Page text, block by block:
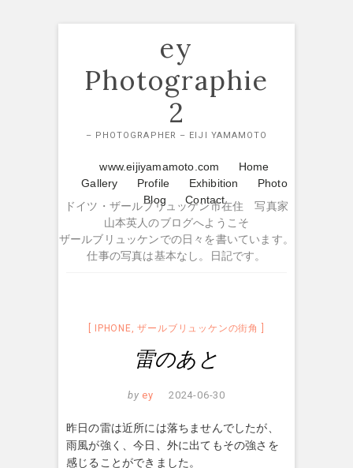
ey
Photographie
2
– PHOTOGRAPHER – EIJI YAMAMOTO
www.eijiyamamoto.com
Home
Gallery
Profile Exhibition
Photo
Blog
Contact
ドイツ・ザールブリュッケン市在住 写真家
山本英人のブログへようこそ
ザールブリュッケンでの日々を書いています。
仕事の写真は基本なし。日記です。
IPHONE,ザールブリュッケンの街角
雷のあと
by ey 2024-06-30
昨日の雷は近所には落ちませんでしたが、
雨風が強く、今日、外に出てもその強さを
感じることができました。